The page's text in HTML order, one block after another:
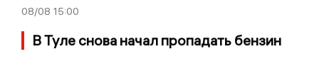
08/08 15:00
В Туле снова начал пропадать бензин